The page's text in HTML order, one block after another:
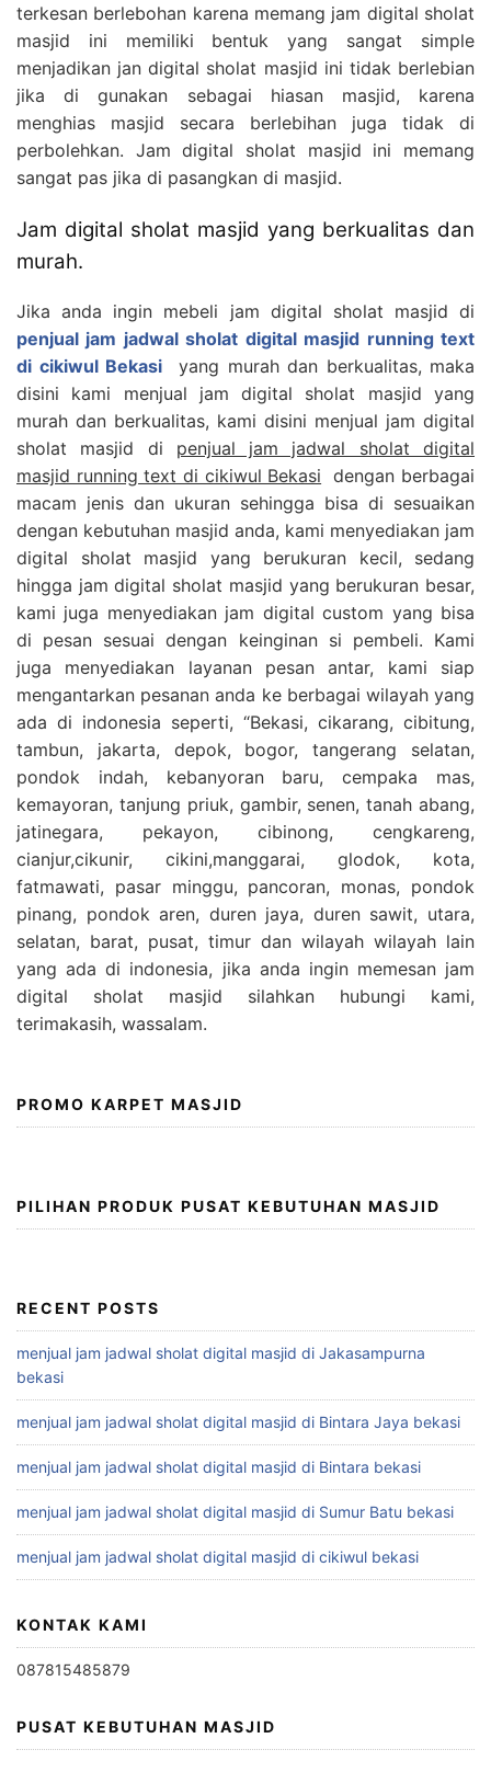
terkesan berlebohan karena memang jam digital sholat
masjid ini memiliki bentuk yang sangat simple
menjadikan jan digital sholat masjid ini tidak berlebian
jika di gunakan sebagai hiasan masjid, karena
menghias masjid secara berlebihan juga tidak di
perbolehkan. Jam digital sholat masjid ini memang
sangat pas jika di pasangkan di masjid.
Jam digital sholat masjid yang berkualitas dan
murah.
Jika anda ingin mebeli jam digital sholat masjid di
penjual jam jadwal sholat digital masjid running text
di cikiwul Bekasi yang murah dan berkualitas, maka
disini kami menjual jam digital sholat masjid yang
murah dan berkualitas, kami disini menjual jam digital
sholat masjid di penjual jam jadwal sholat digital
masjid running text di cikiwul Bekasi dengan berbagai
macam jenis dan ukuran sehingga bisa di sesuaikan
dengan kebutuhan masjid anda, kami menyediakan jam
digital sholat masjid yang berukuran kecil, sedang
hingga jam digital sholat masjid yang berukuran besar,
kami juga menyediakan jam digital custom yang bisa
di pesan sesuai dengan keinginan si pembeli. Kami
juga menyediakan layanan pesan antar, kami siap
mengantarkan pesanan anda ke berbagai wilayah yang
ada di indonesia seperti, “Bekasi, cikarang, cibitung,
tambun, jakarta, depok, bogor, tangerang selatan,
pondok indah, kebanyoran baru, cempaka mas,
kemayoran, tanjung priuk, gambir, senen, tanah abang,
jatinegara, pekayon, cibinong, cengkareng,
cianjur,cikunir, cikini,manggarai, glodok, kota,
fatmawati, pasar minggu, pancoran, monas, pondok
pinang, pondok aren, duren jaya, duren sawit, utara,
selatan, barat, pusat, timur dan wilayah wilayah lain
yang ada di indonesia, jika anda ingin memesan jam
digital sholat masjid silahkan hubungi kami,
terimakasih, wassalam.
PROMO KARPET MASJID
PILIHAN PRODUK PUSAT KEBUTUHAN MASJID
RECENT POSTS
menjual jam jadwal sholat digital masjid di Jakasampurna
bekasi
menjual jam jadwal sholat digital masjid di Bintara Jaya bekasi
menjual jam jadwal sholat digital masjid di Bintara bekasi
menjual jam jadwal sholat digital masjid di Sumur Batu bekasi
menjual jam jadwal sholat digital masjid di cikiwul bekasi
KONTAK KAMI
087815485879
PUSAT KEBUTUHAN MASJID